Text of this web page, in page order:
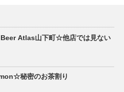
Beer Atlas山下町☆他店では見ない
秘密のお茶割り